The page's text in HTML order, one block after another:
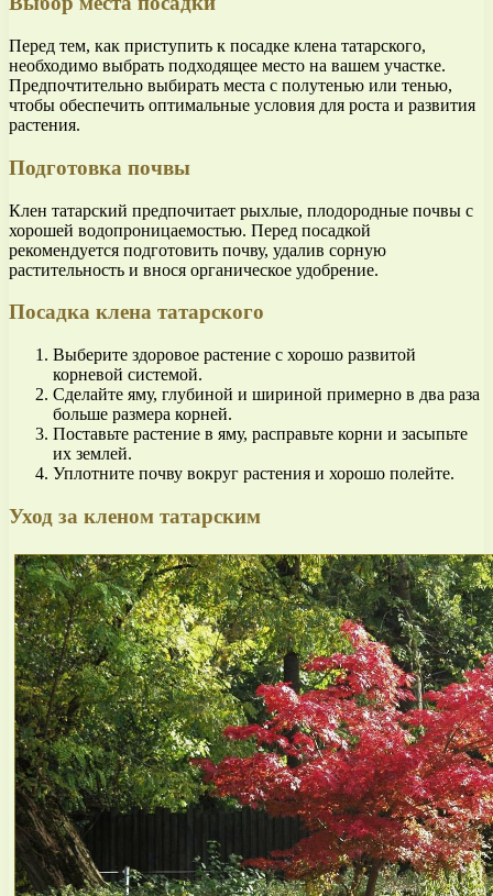
Перед тем, как приступить к посадке клена татарского,
необходимо выбрать подходящее место на вашем участке.
Предпочтительно выбирать места с полутенью или тенью,
чтобы обеспечить оптимальные условия для роста и развития
растения.
Подготовка почвы
Клен татарский предпочитает рыхлые, плодородные почвы с
хорошей водопроницаемостью. Перед посадкой
рекомендуется подготовить почву, удалив сорную
растительность и внося органическое удобрение.
Посадка клена татарского
Выберите здоровое растение с хорошо развитой
корневой системой.
Сделайте яму, глубиной и шириной примерно в два раза
больше размера корней.
Поставьте растение в яму, расправьте корни и засыпьте
их землей.
Уплотните почву вокруг растения и хорошо полейте.
Уход за кленом татарским